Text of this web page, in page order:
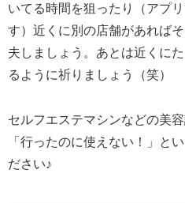
いてる時間を狙ったり（アプ
す）近くに別の店舗があれば
夫しましょう。あとは近くに
るように祈りましょう（笑）
セルフエステマシンなどの美
「行ったのに使えない！」と
ださい♪